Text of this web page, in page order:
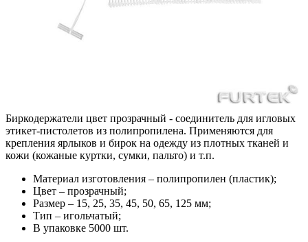
Биркодержатели цвет прозрачный - соединитель для игловых
этикет-пистолетов из полипропилена. Применяются для
крепления ярлыков и бирок на одежду из плотных тканей и
кожи (кожаные куртки, сумки, пальто) и т.п.
Материал изготовления – полипропилен (пластик);
Цвет – прозрачный;
Размер – 15, 25, 35, 45, 50, 65, 125 мм;
Тип – игольчатый;
В упаковке 5000 шт.